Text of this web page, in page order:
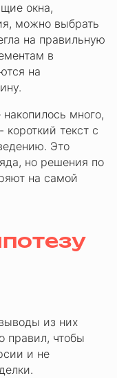
окна,
можно выбрать
на правильную
в
на
много,
текст с
Это
но решения по
на самой
из них
правил, чтобы
и не